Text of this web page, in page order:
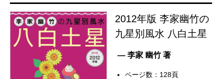
2012年版 李家幽竹の
九星別風水 八白土星
— 李家 幽竹 著
ページ数：128頁